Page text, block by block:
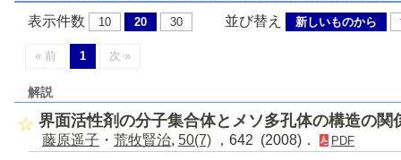
表示件数 10 20 30 並び替え 新しいものから
« 前 1 次 »
解説
界面活性剤の分子集合体とメソ多孔体の構造の関
藤原遥子 ・ 荒牧賢治, 50(7) ，642 (2008)． PDF